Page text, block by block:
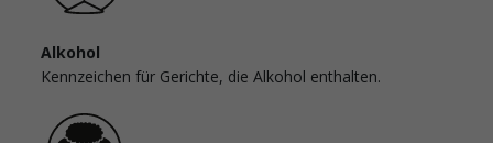
Alkohol
Kennzeichen für Gerichte, die Alkohol enthalten.